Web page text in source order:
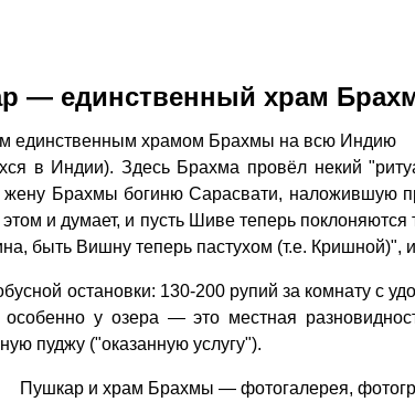
— единственный храм
единственным храмом Брахмы на всю Индию
в Индии). Здесь Брахма провёл некий
Брахмы богиню Сарасвати, наложившую
и думает, и пусть Шиве теперь
быть Вишну теперь пастухом (т.е. Кришной)", и
остановки: 130-200 рупий за комнату с
у озера — это местная
пуджу ("оказанную услугу").
Пушкар и храм Брахмы — фотогалерея,